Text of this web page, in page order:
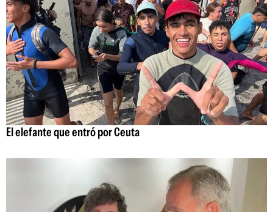
El elefante que entró por Ceuta